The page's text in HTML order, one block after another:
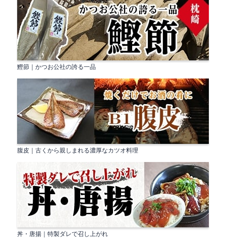
鰹節｜かつお公社の誇る一品
腹皮｜古くから親しまれる濃厚なカツオ料理
丼・唐揚｜特製ダレで召し上がれ